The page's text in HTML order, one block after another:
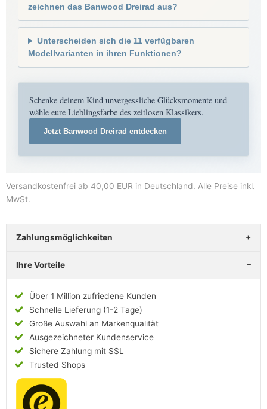
zeichnen das Banwood Dreirad aus?
Unterscheiden sich die 11 verfügbaren
Modellvarianten in ihren Funktionen?
Schenke deinem Kind unvergessliche Glücksmomente und
wähle eure Lieblingsfarbe des zeitlosen Klassikers.
Jetzt Banwood Dreirad entdecken
Versandkostenfrei ab 40,00 EUR in Deutschland. Alle Preise inkl.
MwSt.
Zahlungsmöglichkeiten
Ihre Vorteile
Über 1 Million zufriedene Kunden
Schnelle Lieferung (1-2 Tage)
Große Auswahl an Markenqualität
Ausgezeichneter Kundenservice
Sichere Zahlung mit SSL
Trusted Shops